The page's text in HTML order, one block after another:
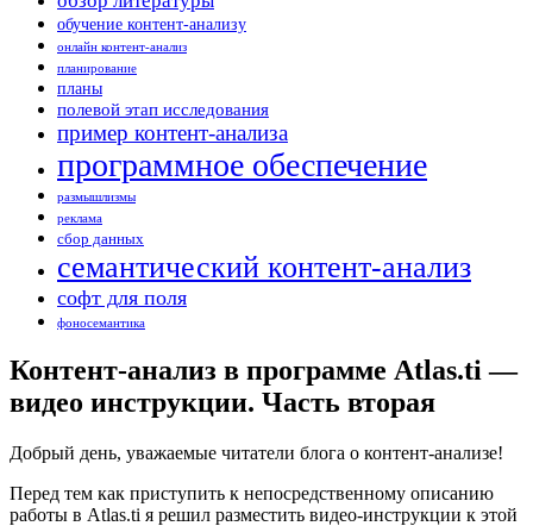
обучение контент-анализу
онлайн контент-анализ
планирование
планы
полевой этап исследования
пример контент-анализа
программное обеспечение
размышлизмы
реклама
сбор данных
семантический контент-анализ
софт для поля
фоносемантика
Контент-анализ в программе Atlas.ti —
видео инструкции. Часть вторая
Добрый день, уважаемые читатели блога о контент-анализе!
Перед тем как приступить к непосредственному описанию
работы в Atlas.ti я решил разместить видео-инструкции к этой